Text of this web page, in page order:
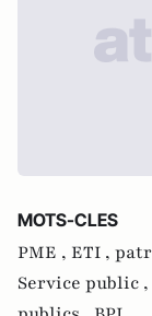
MOTS-CLES
PME , ETI ,
Service public ,